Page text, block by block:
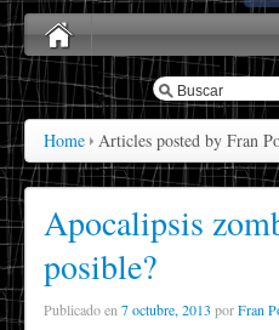
Home Articles posted by Fran
Apocalipsis
posible?
Publicado en 7 octubre, 2013 porFran